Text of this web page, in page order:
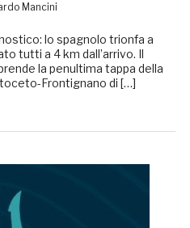
Mancini
lo spagnolo trionfa a
tutti a 4 km dall’arrivo. Il
la penultima tappa della
Frontignano di […]